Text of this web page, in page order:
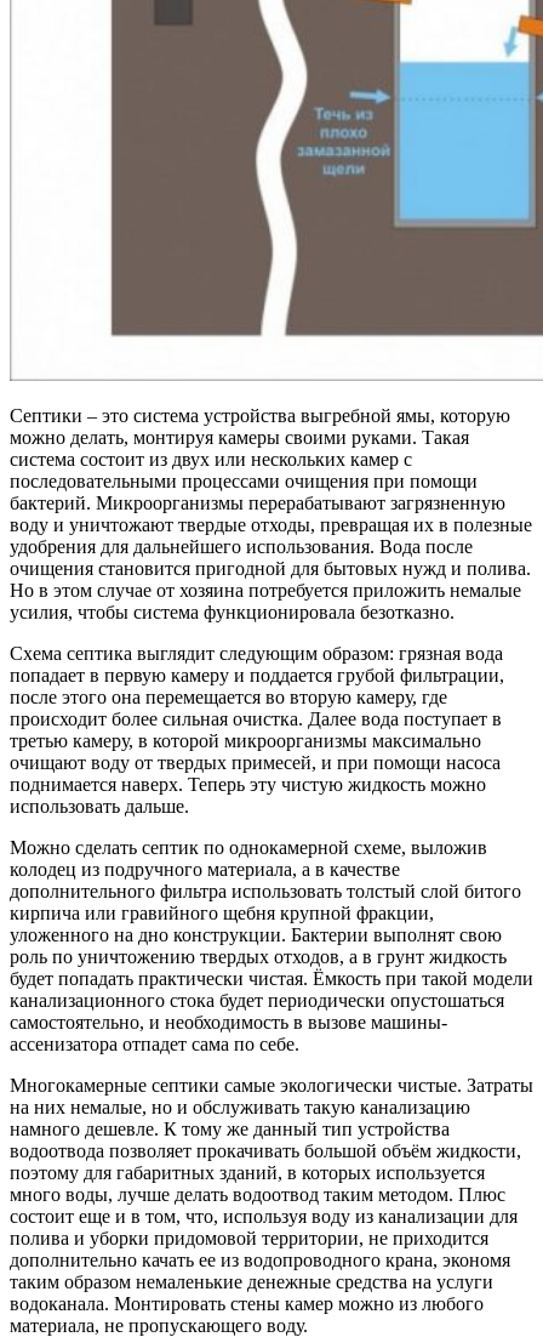
Септики – это система устройства выгребной ямы, которую
можно делать, монтируя камеры своими руками. Такая
система состоит из двух или нескольких камер с
последовательными процессами очищения при помощи
бактерий. Микроорганизмы перерабатывают загрязненную
воду и уничтожают твердые отходы, превращая их в полезные
удобрения для дальнейшего использования. Вода после
очищения становится пригодной для бытовых нужд и полива.
Но в этом случае от хозяина потребуется приложить немалые
усилия, чтобы система функционировала безотказно.
Схема септика выглядит следующим образом: грязная вода
попадает в первую камеру и поддается грубой фильтрации,
после этого она перемещается во вторую камеру, где
происходит более сильная очистка. Далее вода поступает в
третью камеру, в которой микроорганизмы максимально
очищают воду от твердых примесей, и при помощи насоса
поднимается наверх. Теперь эту чистую жидкость можно
использовать дальше.
Можно сделать септик по однокамерной схеме, выложив
колодец из подручного материала, а в качестве
дополнительного фильтра использовать толстый слой битого
кирпича или гравийного щебня крупной фракции,
уложенного на дно конструкции. Бактерии выполнят свою
роль по уничтожению твердых отходов, а в грунт жидкость
будет попадать практически чистая. Ёмкость при такой модели
канализационного стока будет периодически опустошаться
самостоятельно, и необходимость в вызове машины-
ассенизатора отпадет сама по себе.
Многокамерные септики самые экологически чистые. Затраты
на них немалые, но и обслуживать такую канализацию
намного дешевле. К тому же данный тип устройства
водоотвода позволяет прокачивать большой объём жидкости,
поэтому для габаритных зданий, в которых используется
много воды, лучше делать водоотвод таким методом. Плюс
состоит еще и в том, что, используя воду из канализации для
полива и уборки придомовой территории, не приходится
дополнительно качать ее из водопроводного крана, экономя
таким образом немаленькие денежные средства на услуги
водоканала. Монтировать стены камер можно из любого
материала, не пропускающего воду.